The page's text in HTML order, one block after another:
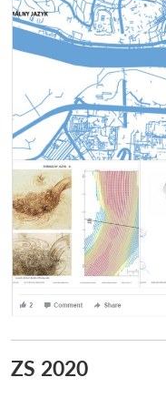
ZS 2020